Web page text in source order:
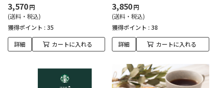
3,570円
(送料・税込)
獲得ポイント : 35
詳細 カートに入れる
3,850円
(送料・税込)
獲得ポイント : 38
詳細 カートに入れる